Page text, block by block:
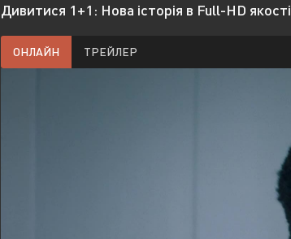
Дивитися 1+1: Нова історія в Full-HD якості
ОНЛАЙН ТРЕЙЛЕР